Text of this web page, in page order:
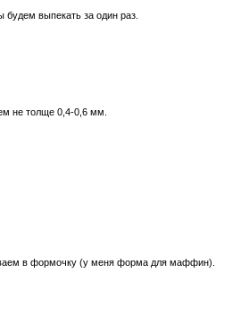
будем выпекать за один раз.
не толще 0,4-0,6 мм.
в формочку (у меня форма для маффин).